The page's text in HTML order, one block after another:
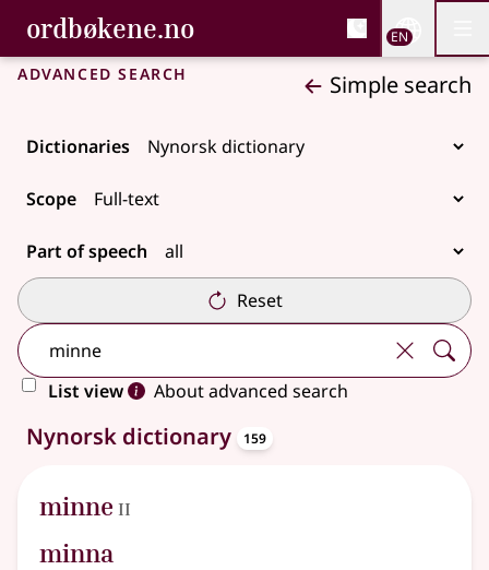
Skip to main content
Accessibility
ordbøkene.no, Bokmålsordboka and
Bokmålsordboka and Nynorskordboka
EN
Advanced search Simple search
Dictionaries
Scope
Part of speech
Reset
List view
About advanced search
159 results
Nynorsk dictionary 159
minne 2
II
minna